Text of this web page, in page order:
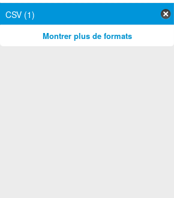
CSV (1)
Montrer plus de formats